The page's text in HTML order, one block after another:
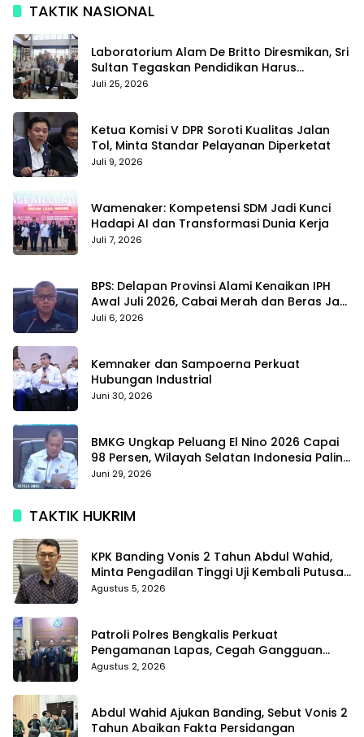
TAKTIK NASIONAL
Laboratorium Alam De Britto Diresmikan, Sri
Sultan Tegaskan Pendidikan Harus
Membentuk Karakter
Juli 25, 2026
Ketua Komisi V DPR Soroti Kualitas Jalan
Tol, Minta Standar Pelayanan Diperketat
Juli 9, 2026
Wamenaker: Kompetensi SDM Jadi Kunci
Hadapi AI dan Transformasi Dunia Kerja
Juli 7, 2026
BPS: Delapan Provinsi Alami Kenaikan IPH
Awal Juli 2026, Cabai Merah dan Beras Jadi
Pemicu
Juli 6, 2026
Kemnaker dan Sampoerna Perkuat
Hubungan Industrial
Juni 30, 2026
BMKG Ungkap Peluang El Nino 2026 Capai
98 Persen, Wilayah Selatan Indonesia Paling
Terdampak
Juni 29, 2026
TAKTIK HUKRIM
KPK Banding Vonis 2 Tahun Abdul Wahid,
Minta Pengadilan Tinggi Uji Kembali Putusan
Tipikor
Agustus 5, 2026
Patroli Polres Bengkalis Perkuat
Pengamanan Lapas, Cegah Gangguan
Kamtib Sejak Dini
Agustus 2, 2026
Abdul Wahid Ajukan Banding, Sebut Vonis 2
Tahun Abaikan Fakta Persidangan